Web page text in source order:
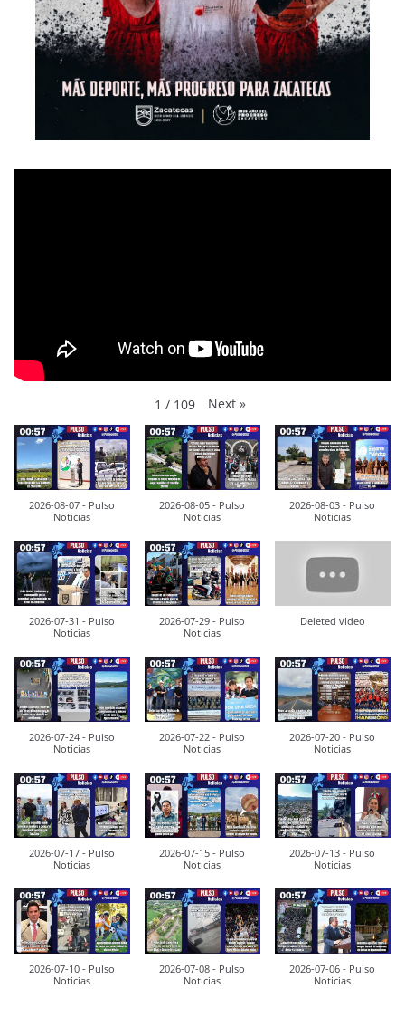
1 / 109 Next »
2026-08-07 - Pulso
Noticias
2026-08-05 - Pulso
Noticias
2026-08-03 - Pulso
Noticias
2026-07-31 - Pulso
Noticias
2026-07-29 - Pulso
Noticias
Deleted video
2026-07-24 - Pulso
Noticias
2026-07-22 - Pulso
Noticias
2026-07-20 - Pulso
Noticias
2026-07-17 - Pulso
Noticias
2026-07-15 - Pulso
Noticias
2026-07-13 - Pulso
Noticias
2026-07-10 - Pulso
Noticias
2026-07-08 - Pulso
Noticias
2026-07-06 - Pulso
Noticias